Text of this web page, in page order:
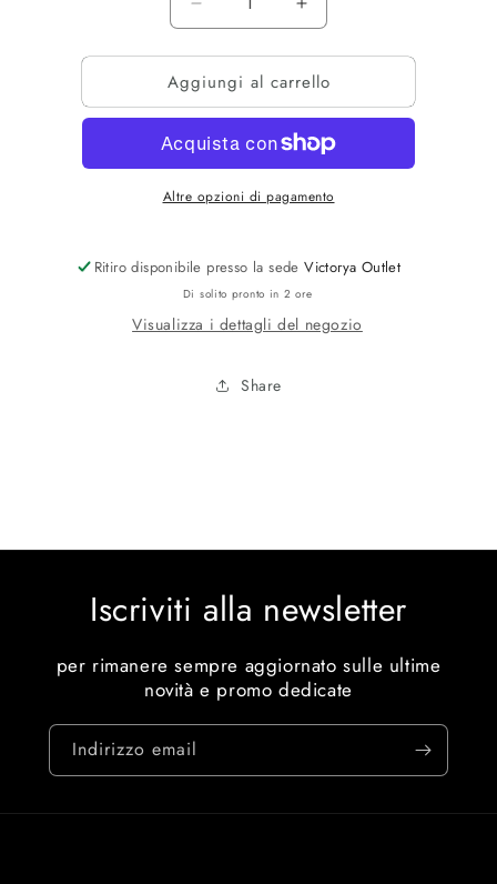
Diminuisci
quantità
per
CAMICIA
M/C
Aumenta
quantità
per
CAMICIA
M/C
Aggiungi al carrello
Altre opzioni di pagamento
Ritiro disponibile presso la sedeVictorya Outlet
Di solito pronto in 2 ore
Visualizza i dettagli del negozio
Share
Iscriviti alla newsletter
per rimanere sempre aggiornato sulle ultime
novità e promo dedicate
Indirizzo email